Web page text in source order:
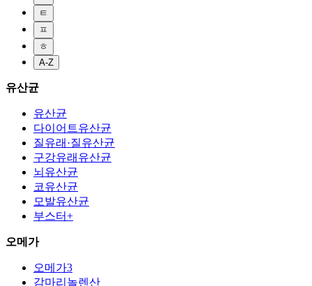
ㅌ
ㅍ
ㅎ
A-Z
유산균
유산균
다이어트유산균
질유래·질유산균
구강유래유산균
뇌유산균
코유산균
모발유산균
부스터+
오메가
오메가3
감마리놀렌산